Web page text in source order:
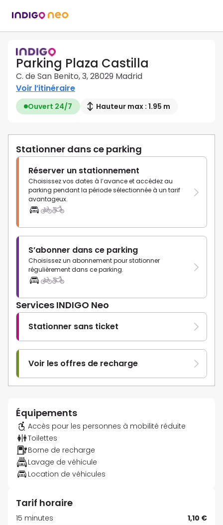
Parking Plaza Castilla
C. de San Benito, 3, 28029 Madrid
Voir l’itinéraire
Ouvert 24/7 Hauteur max : 1.95 m
Stationner dans ce parking
Réserver un stationnement
Choisissez vos dates à l’avance et accédez au
parking pendant la période sélectionnée à un tarif
avantageux.
S’abonner dans ce parking
Choisissez un abonnement pour stationner
régulièrement dans ce parking.
Services INDIGO Neo
Stationner sans ticket
Voir les offres de recharge
Équipements
Accès pour les personnes à mobilité réduite
Toilettes
Borne de recharge
Lavage de véhicule
Location de véhicules
Tarif horaire
15 minutes
1,10 €